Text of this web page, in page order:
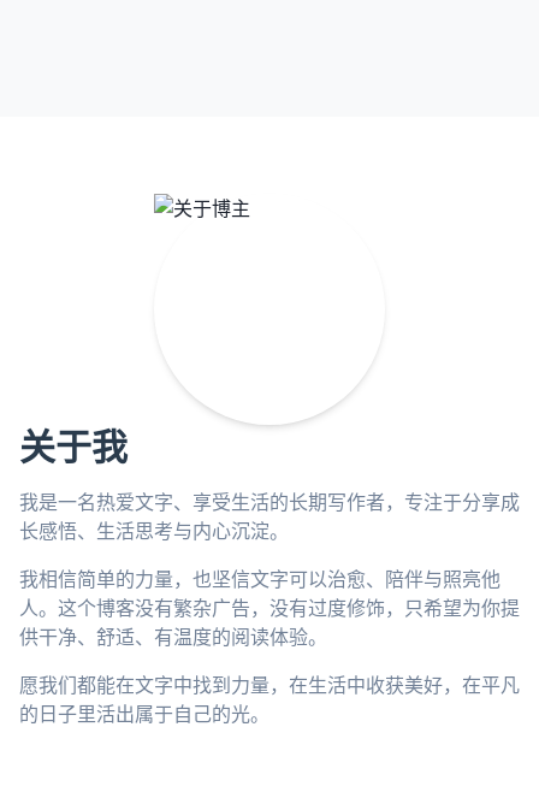
关于我
我是一名热爱文字、享受生活的长期写作者，专注于分享成
长感悟、生活思考与内心沉淀。
我相信简单的力量，也坚信文字可以治愈、陪伴与照亮他
人。这个博客没有繁杂广告，没有过度修饰，只希望为你提
供干净、舒适、有温度的阅读体验。
愿我们都能在文字中找到力量，在生活中收获美好，在平凡
的日子里活出属于自己的光。